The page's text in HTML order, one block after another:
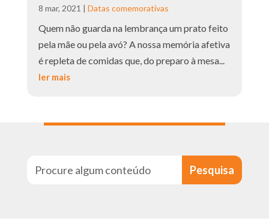
8 mar, 2021 | Datas comemorativas
Quem não guarda na lembrança um prato feito
pela mãe ou pela avó? A nossa memória afetiva
é repleta de comidas que, do preparo à mesa...
ler mais